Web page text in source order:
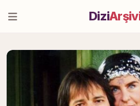
Dizi